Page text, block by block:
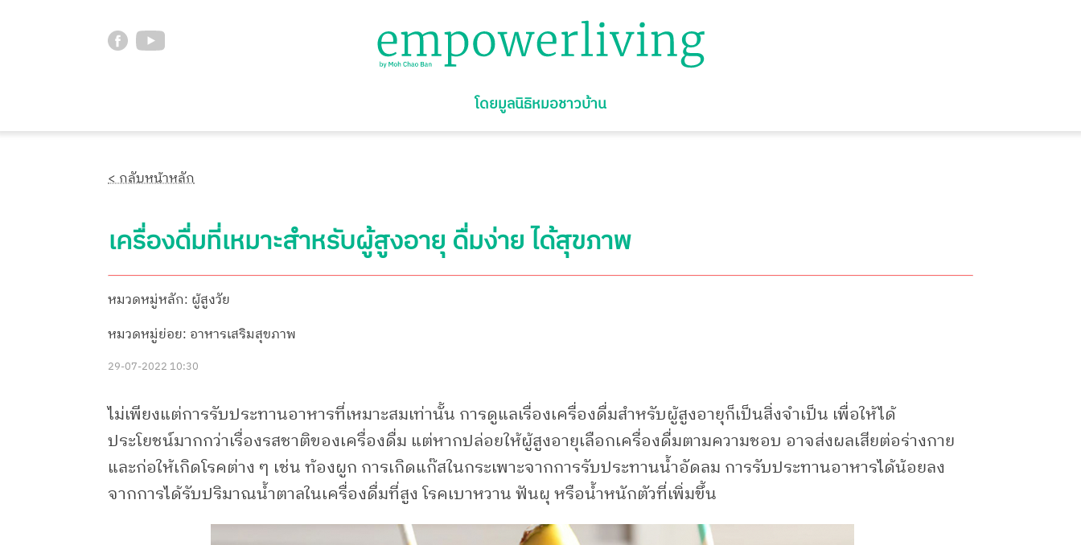
โดยมูลนิธิหมอชาวบ้าน
< กลับหน้าหลัก
เครื่องดื่มที่เหมาะสำหรับผู้สูงอายุ ดื่มง่าย ได้สุขภาพ
หมวดหมู่หลัก: ผู้สูงวัย
หมวดหมู่ย่อย: อาหารเสริมสุขภาพ
29-07-2022 10:30
ไม่เพียงแต่การรับประทานอาหารที่เหมาะสมเท่านั้น การดูแลเรื่องเครื่องดื่มสำหรับผู้สูงอายุก็เป็นสิ่งจำเป็น เพื่อให้ได้
ประโยชน์มากกว่าเรื่องรสชาติของเครื่องดื่ม แต่หากปล่อยให้ผู้สูงอายุเลือกเครื่องดื่มตามความชอบ อาจส่งผลเสียต่อร่างกาย
และก่อให้เกิดโรคต่าง ๆ เช่น ท้องผูก การเกิดแก๊สในกระเพาะจากการรับประทานน้ำอัดลม การรับประทานอาหารได้น้อยลง
จากการได้รับปริมาณน้ำตาลในเครื่องดื่มที่สูง โรคเบาหวาน ฟันผุ หรือน้ำหนักตัวที่เพิ่มขึ้น